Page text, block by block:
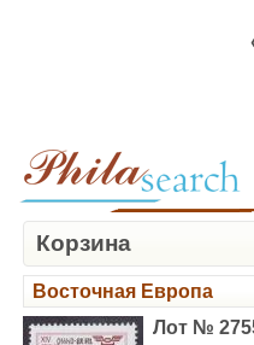
Корзина
Восточная Европа
Лот №